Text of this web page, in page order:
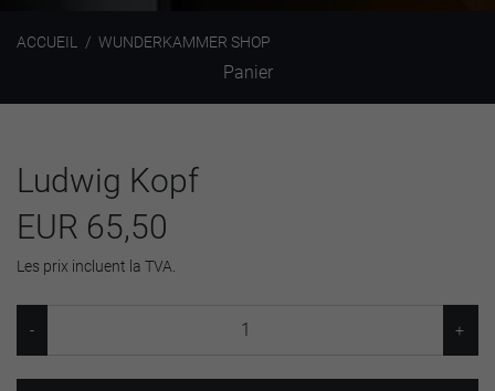
ACCUEIL WUNDERKAMMER SHOP
Panier
Ludwig Kopf
EUR 65,50
Les prix incluent la TVA.